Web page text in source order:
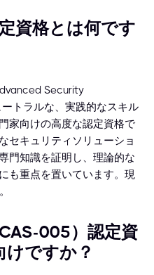
資格とは何です
Security
トラルな、実践的なスキル
家向けの高度な認定資格で
セキュリティソリューショ
門知識を証明し、理論的な
も重点を置いています。現
005）認定資
ですか？